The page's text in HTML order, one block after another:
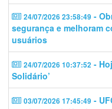
24/07/2026 23:58:49 -
segurança e melhoram
usuários
24/07/2026 10:37:52 -
Solidário’
03/07/2026 17:45:49 -